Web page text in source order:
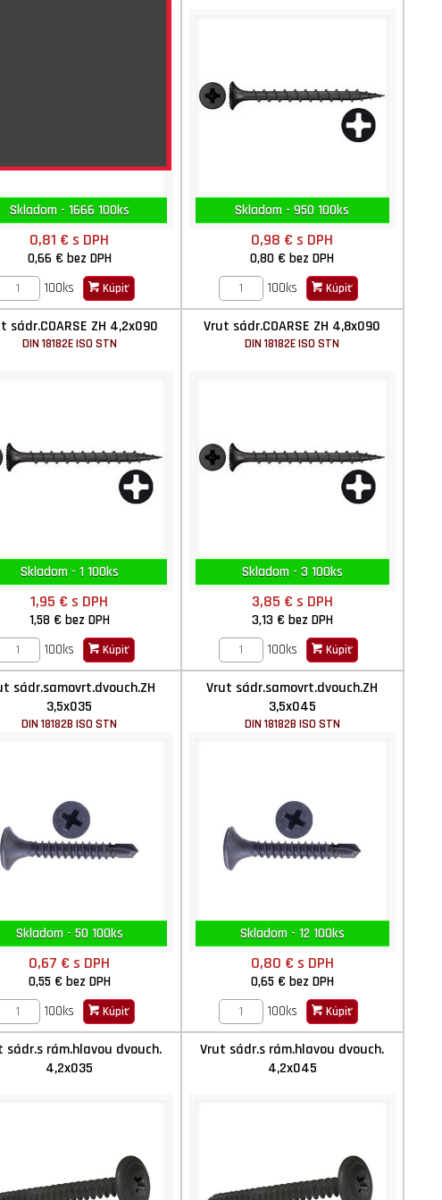
Skladom - 1666 100ks
0,81 €s DPH
0,66 € bez DPH
100ks
Kúpiť
Skladom - 950 100ks
0,98 €s DPH
0,80 €bez DPH
100ks
Kúpiť
sádr.COARSE ZH 4,2x090
DIN 18182E ISO STN
Skladom - 1 100ks
1,95 €s DPH
1,58 € bez DPH
100ks
Kúpiť
Vrut sádr.COARSE ZH 4,8x090
DIN 18182E ISO STN
Skladom - 3 100ks
3,85 € s DPH
3,13 € bez DPH
100ks
Kúpiť
sádr.samovrt.dvouch.ZH
3,5x035
DIN 18182B ISO STN
Skladom - 50 100ks
0,67 €s DPH
0,55 € bez DPH
100ks
Kúpiť
Vrut sádr.samovrt.dvouch.ZH
3,5x045
DIN 18182B ISO STN
Skladom - 12 100ks
0,80 € s DPH
0,65 € bez DPH
100ks
Kúpiť
sádr.s rám.hlavou dvouch.
4,2x035
Vrut sádr.s rám.hlavou dvouch.
4,2x045